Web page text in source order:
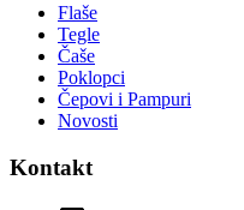
Flaše
Tegle
Čaše
Poklopci
Čepovi i Pampuri
Novosti
Kontakt